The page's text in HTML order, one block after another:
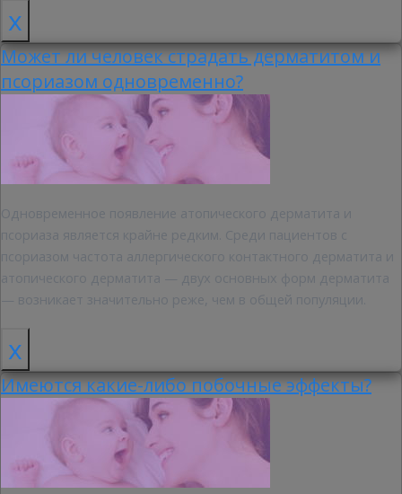
x
Может ли человек страдать дерматитом и
псориазом одновременно?
Одновременное появление атопического дерматита и
псориаза является крайне редким. Среди пациентов с
псориазом частота аллергического контактного дерматита и
атопического дерматита — двух основных форм дерматита
— возникает значительно реже, чем в общей популяции.
x
Имеются какие-либо побочные эффекты?